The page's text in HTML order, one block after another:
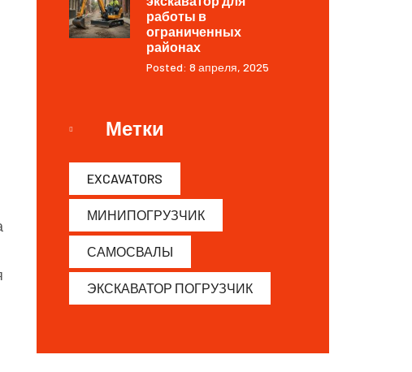
работы в
ограниченных
районах
Posted: 8 апреля, 2025
Метки
EXCAVATORS
МИНИПОГРУЗЧИК
САМОСВАЛЫ
ЭКСКАВАТОР ПОГРУЗЧИК